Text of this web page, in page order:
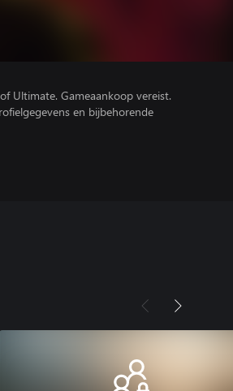
Ultimate. Gameaankoop vereist.
en bijbehorende